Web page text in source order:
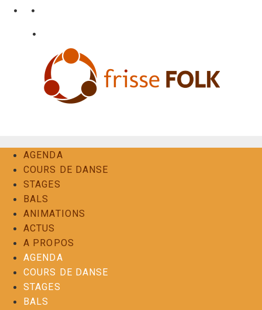
• •
•
AGENDA
COURS DE DANSE
STAGES
BALS
ANIMATIONS
ACTUS
A PROPOS
AGENDA
COURS DE DANSE
STAGES
BALS